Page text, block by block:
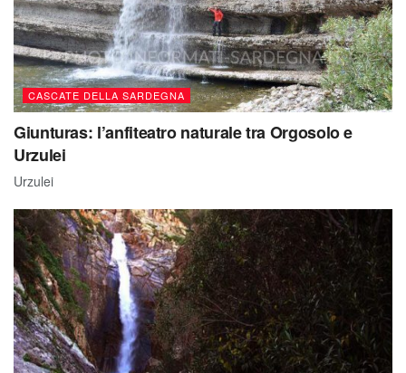
CASCATE DELLA SARDEGNA
Giunturas: l’anfiteatro naturale tra Orgosolo e
Urzulei
Urzulei